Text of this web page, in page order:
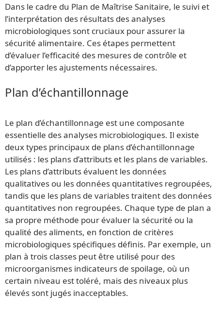
Dans le cadre du Plan de Maîtrise Sanitaire, le suivi et
l’interprétation des résultats des analyses
microbiologiques sont cruciaux pour assurer la
sécurité alimentaire. Ces étapes permettent
d’évaluer l’efficacité des mesures de contrôle et
d’apporter les ajustements nécessaires.
Plan d’échantillonnage
Le plan d’échantillonnage est une composante
essentielle des analyses microbiologiques. Il existe
deux types principaux de plans d’échantillonnage
utilisés : les plans d’attributs et les plans de variables.
Les plans d’attributs évaluent les données
qualitatives ou les données quantitatives regroupées,
tandis que les plans de variables traitent des données
quantitatives non regroupées. Chaque type de plan a
sa propre méthode pour évaluer la sécurité ou la
qualité des aliments, en fonction de critères
microbiologiques spécifiques définis. Par exemple, un
plan à trois classes peut être utilisé pour des
microorganismes indicateurs de spoilage, où un
certain niveau est toléré, mais des niveaux plus
élevés sont jugés inacceptables.